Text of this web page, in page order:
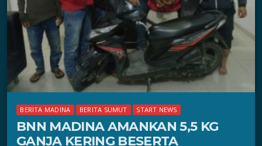
BERITA MADINA BERITA SUMUT START NEWS
BNN MADINA AMANKAN 5,5 KG
GANJA KERING BESERTA